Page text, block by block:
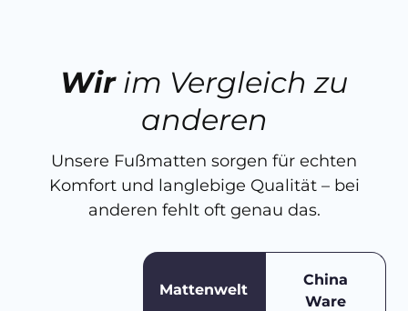
Wirim Vergleich zu
anderen
Unsere Fußmatten sorgen für echten
Komfort und langlebige Qualität – bei
anderen fehlt oft genau das.
Mattenwelt
China
Ware